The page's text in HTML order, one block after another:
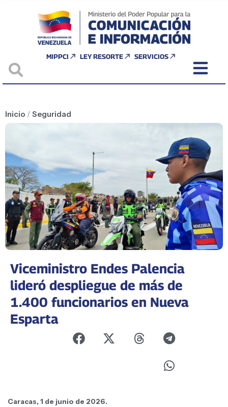
MIPPCI LEY RESORTE SERVICIOS
Inicio / Seguridad
Viceministro Endes Palencia
lideró despliegue de más de
1.400 funcionarios en Nueva
Esparta
Caracas, 1 de junio de 2026.